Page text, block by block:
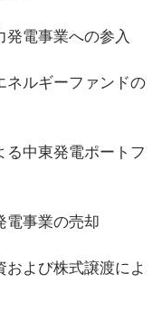
発電事業への参入
ネルギーファンドの
る中東発電ポートフ
電事業の売却
よび株式譲渡によ